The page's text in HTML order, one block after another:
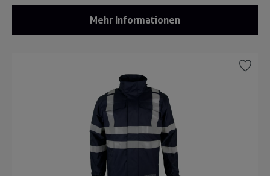
Mehr Informationen